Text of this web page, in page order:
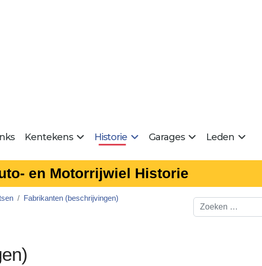
Kentekens Historie Garages Leden
en Motorrijwiel Historie
Fabrikanten (beschrijvingen)